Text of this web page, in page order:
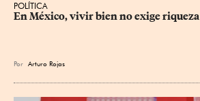
POLÍTICA
En México, vivir bien no exige riqueza
Por Arturo Rojas